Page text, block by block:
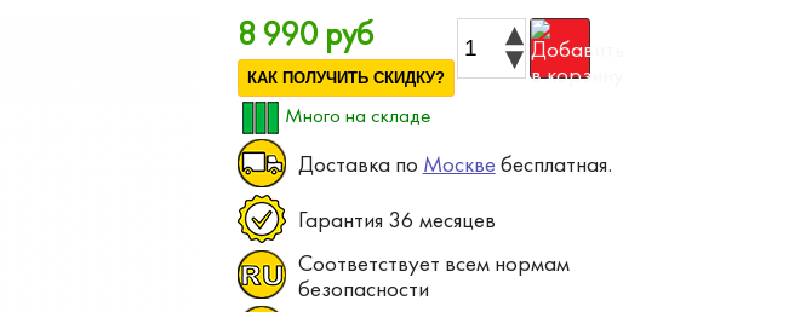
8 990 руб
КАК ПОЛУЧИТЬ СКИДКУ?
Много на складе
Доставка по Москве бесплатная.
Гарантия 36 месяцев
Соответствует всем нормам
безопасности